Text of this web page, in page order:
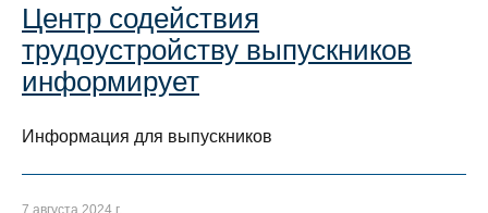
Центр содействия
трудоустройству выпускников
информирует
Информация для выпускников
7 августа 2024 г.